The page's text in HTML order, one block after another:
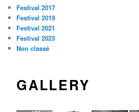
Festival 2017
Festival 2019
Festival 2021
Festival 2023
Non classé
GALLERY